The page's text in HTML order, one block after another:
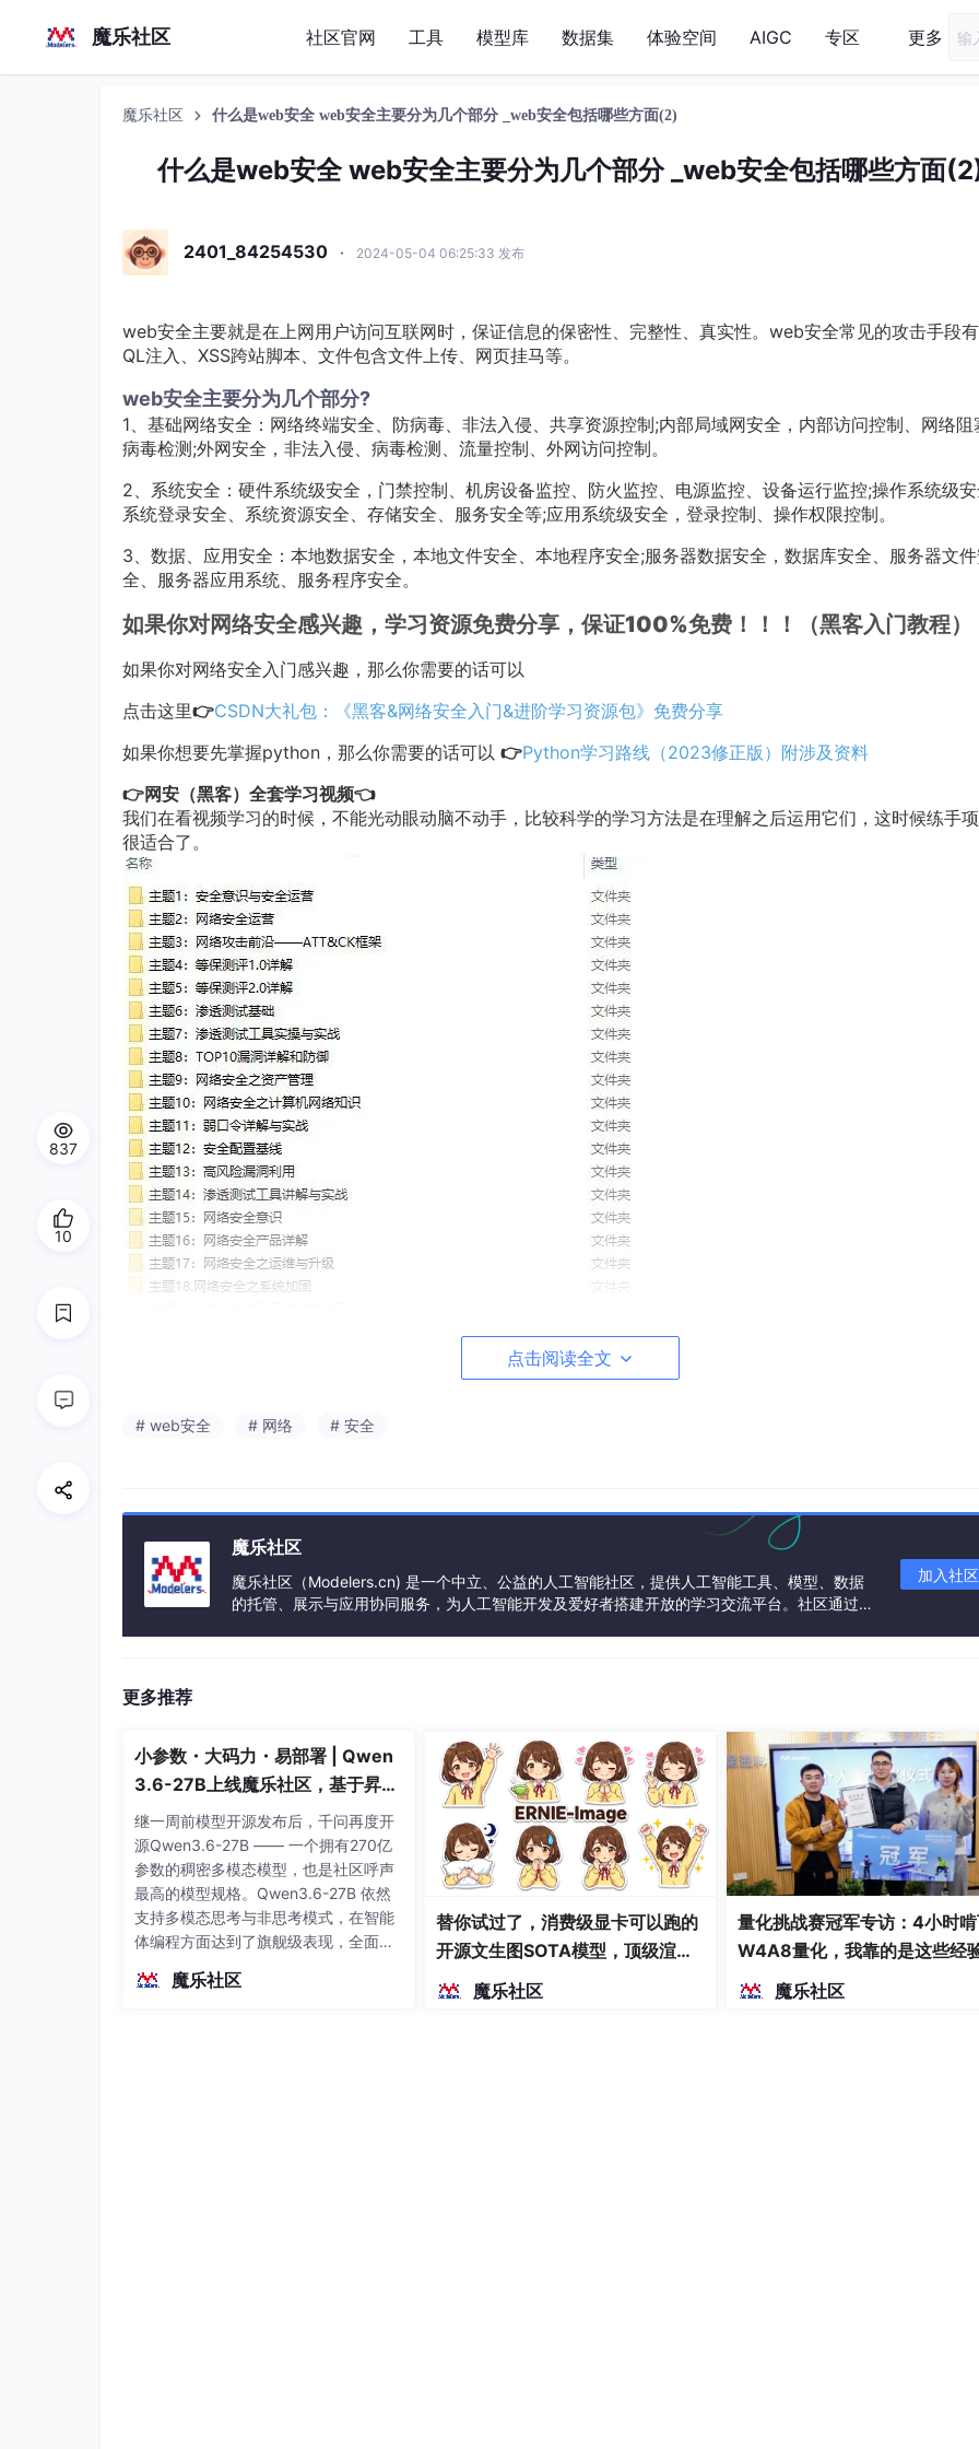
魔乐社区 社区官网 工具 模型库 数据集 体验空间 AIGC 专区 更多
魔乐社区 什么是web安全 web安全主要分为几个部分 _web安全包括哪些方面(2)
什么是web安全 web安全主要分为几个部分 _web安全包括哪些方面
2401_84254530 · 2024-05-04 06:25:33 发布
web安全主要就是在上网用户访问互联网时，保证信息的保密性、完整性、真实性。web安全常见的攻击手段
QL注入、XSS跨站脚本、文件包含文件上传、网页挂马等。
web安全主要分为几个部分?
1、基础网络安全：网络终端安全、防病毒、非法入侵、共享资源控制;内部局域网安全，内部访问控制、网络阻
病毒检测;外网安全，非法入侵、病毒检测、流量控制、外网访问控制。
2、系统安全：硬件系统级安全，门禁控制、机房设备监控、防火监控、电源监控、设备运行监控;操作系统级
系统登录安全、系统资源安全、存储安全、服务安全等;应用系统级安全，登录控制、操作权限控制。
3、数据、应用安全：本地数据安全，本地文件安全、本地程序安全;服务器数据安全，数据库安全、服务器文
全、服务器应用系统、服务程序安全。
如果你对网络安全感兴趣，学习资源免费分享，保证100%免费！！！（黑客入门教程）
如果你对网络安全入门感兴趣，那么你需要的话可以
点击这里👉CSDN大礼包：《黑客&网络安全入门&进阶学习资源包》免费分享
如果你想要先掌握python，那么你需要的话可以 👉Python学习路线（2023修正版）附涉及资料
👉网安（黑客）全套学习视频👈
我们在看视频学习的时候，不能光动眼动脑不动手，比较科学的学习方法是在理解之后运用它们，这时候练手
很适合了。
点击阅读全文
# web安全 # 网络 # 安全
魔乐社区
魔乐社区（Modelers.cn) 是一个中立、公益的人工智能社区，提供人工智能工具、模型、数据
的托管、展示与应用协同服务，为人工智能开发及爱好者搭建开放的学习交流平台。社区通过理
加入社区
更多推荐
小参数・大码力・易部署 | Qwen
3.6-27B上线魔乐社区，基于昇腾
的部署教程来了
继一周前模型开源发布后，千问再度开
源Qwen3.6-27B —— 一个拥有270亿
参数的稠密多模态模型，也是社区呼声
最高的模型规格。Qwen3.6-27B 依然
支持多模态思考与非思考模式，在智能
体编程方面达到了旗舰级表现，全面超
（总参数397B / 激活参数17B的MoE模
魔乐社区
替你试过了，消费级显卡可以跑的
开源文生图SOTA模型，顶级渲
染、高密度文本绘图
魔乐社区
量化挑战赛冠军专访：4小时
W4A8量化，我靠的是这些经
魔乐社区
837
10